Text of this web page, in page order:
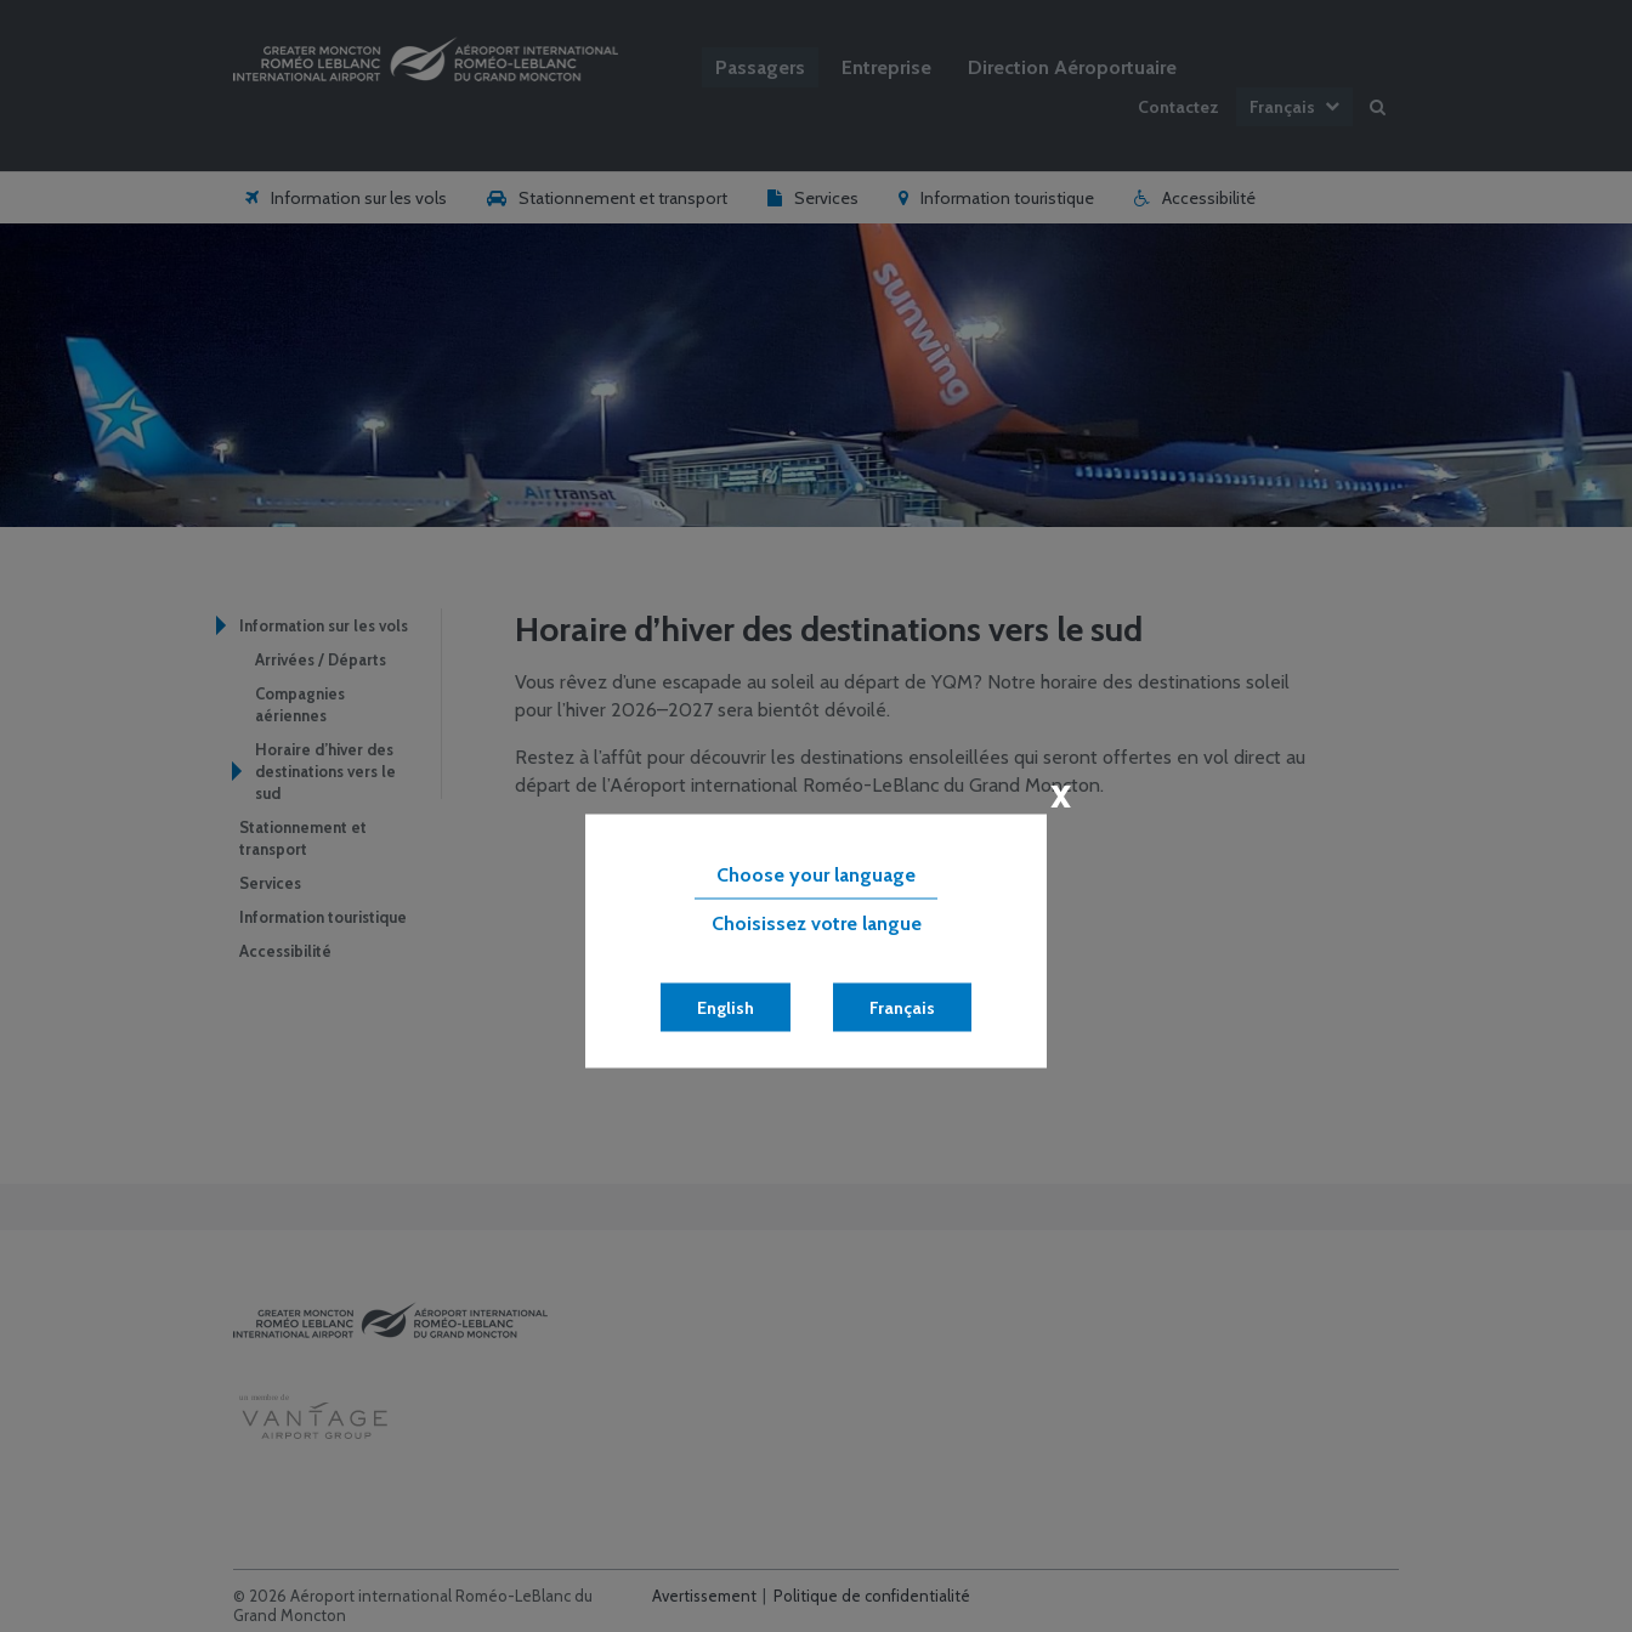
Choose your language
Choisissez votre langue
English Français
x
Passagers Entreprise Direction Aéroportuaire
Contactez Français
Information sur les vols Stationnement et transport Services Information touristique Accessibilité
Horaire d’hiver des destinations vers le sud
Vous rêvez d’une escapade au soleil au départ de YQM? Notre horaire des destinations soleil
pour l’hiver 2026–2027 sera bientôt dévoilé.
Restez à l’affût pour découvrir les destinations ensoleillées qui seront offertes en vol direct au
départ de l’Aéroport international Roméo-LeBlanc du Grand Moncton.
Information sur les vols
Arrivées / Départs
Compagnies
aériennes
Horaire d’hiver des
destinations vers le
sud
Stationnement et
transport
Services
Information touristique
Accessibilité
© 2026 Aéroport international Roméo-LeBlanc du
Grand Moncton
Avertissement Politique de confidentialité